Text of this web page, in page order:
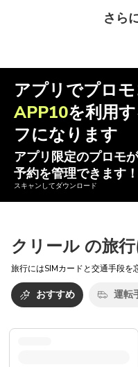
さら
アプリでプロ
APP10を利用
フになります
アプリ限定のプロモ
予約を管理できます！
スキャンしてダウンロード
クリール の旅
旅行にはSIMカードと交通手段を
おすすめ 運転